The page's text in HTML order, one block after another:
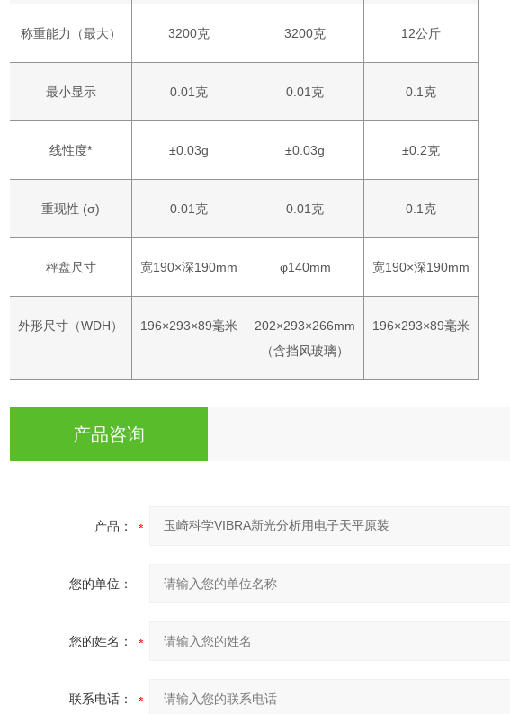
称重能力（最大） 3200克 3200克 12公斤
最小显示 0.01克 0.01克 0.1克
线性度* ±0.03g ±0.03g ±0.2克
重现性 (σ) 0.01克 0.01克 0.1克
秤盘尺寸 宽190×深190mm φ140mm 宽190×深190mm
外形尺寸（WDH） 196×293×89毫米
202×293×266mm
（含挡风玻璃）
196×293×89毫米
产品咨询
产品：
您的单位：
您的姓名：
联系电话：